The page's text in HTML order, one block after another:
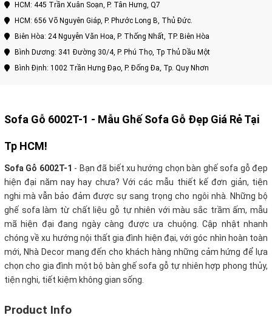
HCM: 445 Trần Xuân Soạn, P. Tân Hưng, Q7
HCM: 656 Võ Nguyên Giáp, P. Phước Long B, Thủ Đức.
Biên Hòa: 24 Nguyễn Văn Hoa, P. Thống Nhất, TP. Biên Hòa
Bình Dương: 341 Đường 30/4, P. Phú Thọ, Tp Thủ Dầu Một
Bình Định: 1002 Trần Hưng Đạo, P. Đống Đa, Tp. Quy Nhơn
Sofa Gỗ 6002T-1 - Mẫu Ghế Sofa Gỗ Đẹp Giá Rẻ Tại
Tp HCM!
Sofa Gỗ 6002T-1 - Bạn đã biết xu hướng chọn bàn ghế sofa gỗ đẹp
hiện đại năm nay hay chưa? Với các mẫu thiết kế đơn giản, tiện
nghi mà vẫn bảo đảm được sự sang trọng cho ngôi nhà. Những bộ
ghế sofa làm từ chất liệu gỗ tự nhiên với màu sắc trầm ấm, mẫu
mã hiện đại đang ngày càng được ưa chuộng. Cập nhật nhanh
chóng về xu hướng nội thất gia đình hiện đại, với góc nhìn hoàn toàn
mới, Nhà Decor mang đến cho khách hàng những cảm hứng để lựa
chọn cho gia đình một bộ bàn ghế sofa gỗ tự nhiên hợp phong thủy,
tiện nghi, tiết kiệm không gian sống.
Product Info